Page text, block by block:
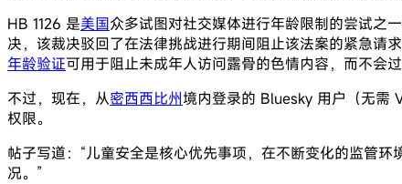
HB 1126 是美国众多试图对社交媒体进行年龄限制的尝试之
决，该裁决驳回了在法律挑战进行期间阻止该法案的紧急请
年龄验证可用于阻止未成年人访问露骨的色情内容，而不会
不过，现在，从密西西比州境内登录的 Bluesky 用户（无需
权限。
帖子写道：“儿童安全是核心优先事项，在不断变化的监管
况。”